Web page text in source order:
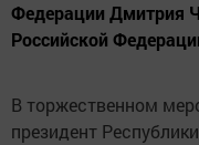
Федерации Дмитрия
Российской
В торжественном
президент